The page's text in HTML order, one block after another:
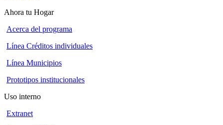
Ahora tu Hogar
Acerca del programa
Línea Créditos individuales
Línea Municipios
Prototipos institucionales
Uso interno
Extranet